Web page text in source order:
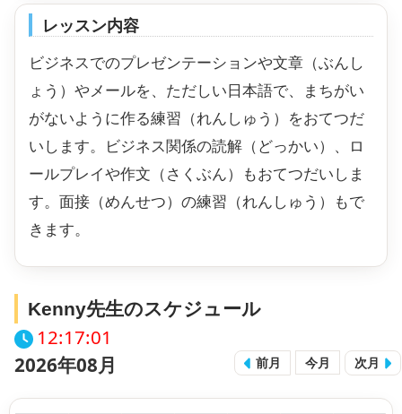
レッスン内容
ビジネスでのプレゼンテーションや文章（ぶんし
ょう）やメールを、ただしい日本語で、まちがい
がないように作る練習（れんしゅう）をおてつだ
いします。ビジネス関係の読解（どっかい）、ロ
ールプレイや作文（さくぶん）もおてつだいしま
す。面接（めんせつ）の練習（れんしゅう）もで
きます。
Kenny先生のスケジュール
12:17:01
2026年08月
前月 今月 次月